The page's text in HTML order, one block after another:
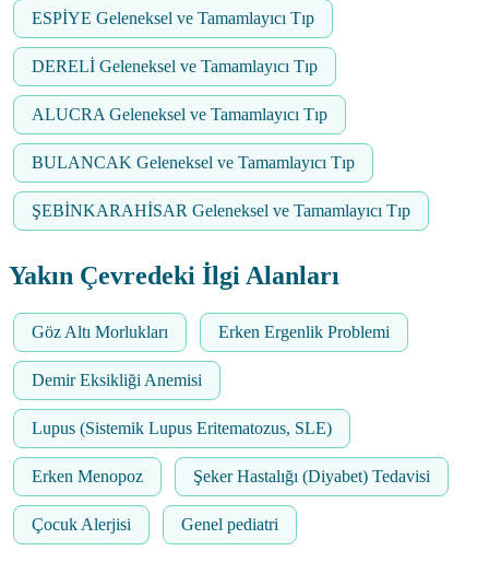
ESPİYE Geleneksel ve Tamamlayıcı Tıp
DERELİ Geleneksel ve Tamamlayıcı Tıp
ALUCRA Geleneksel ve Tamamlayıcı Tıp
BULANCAK Geleneksel ve Tamamlayıcı Tıp
ŞEBİNKARAHİSAR Geleneksel ve Tamamlayıcı Tıp
Yakın Çevredeki İlgi Alanları
Göz Altı Morlukları Erken Ergenlik Problemi
Demir Eksikliği Anemisi
Lupus (Sistemik Lupus Eritematozus, SLE)
Erken Menopoz Şeker Hastalığı (Diyabet) Tedavisi
Çocuk Alerjisi Genel pediatri